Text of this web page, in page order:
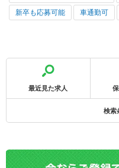
新卒も応募可能 車通勤可
最近見た求人
検索